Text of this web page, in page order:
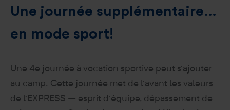
Une journée supplémentaire…
en mode sport!
Une 4e journée à vocation sportive peut s’ajouter
au camp. Cette journée met de l’avant les valeurs
de l’EXPRESS – esprit d’équipe, dépassement de